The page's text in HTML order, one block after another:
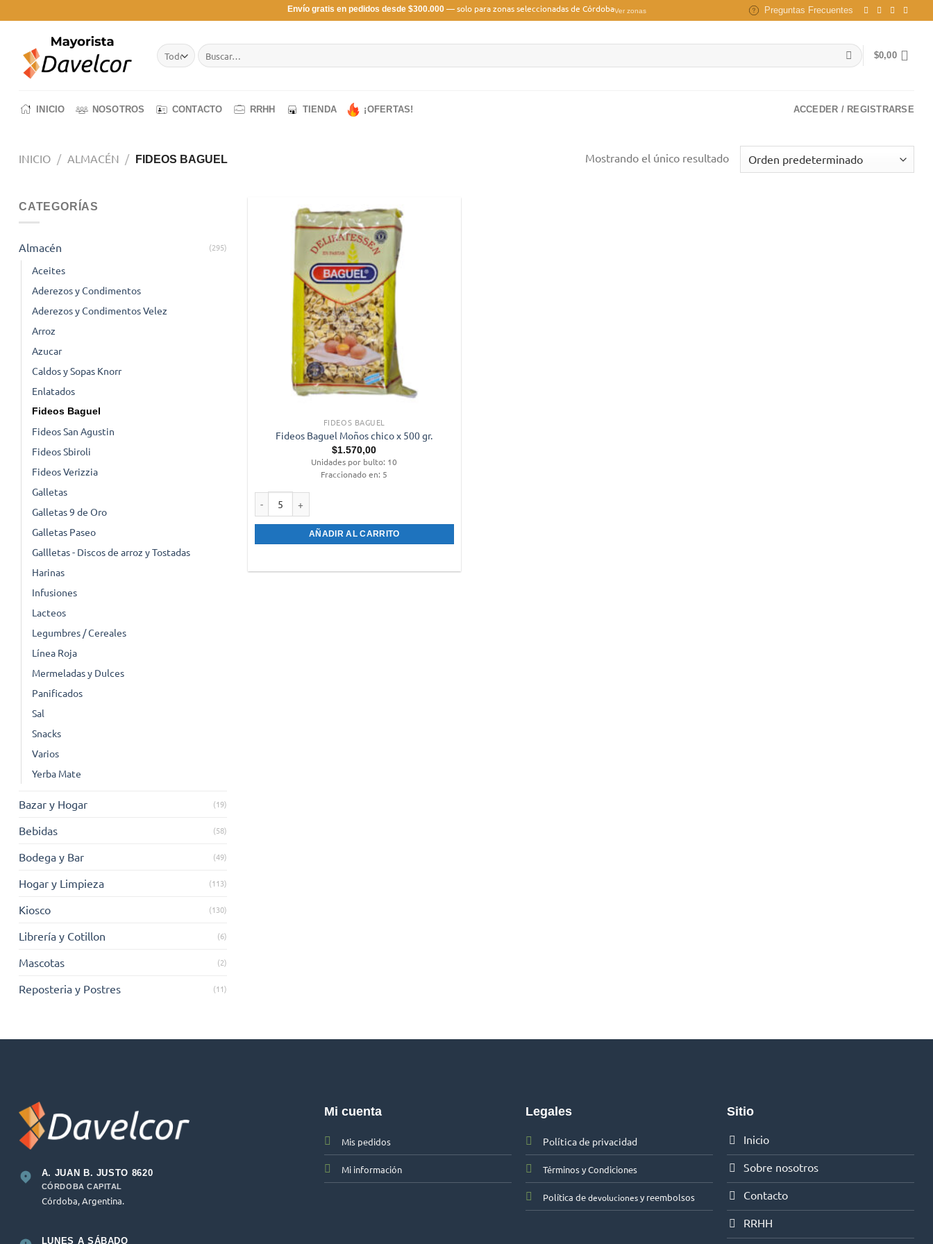
al
Envío gratis en pedidos desde $300.000— solo para zonas seleccionadas de CórdobaVer zonas Preguntas Frecuentes
Buscar
por:
$0,00
INICIO NOSOTROS CONTACTO RRHH TIENDA ¡OFERTAS! ACCEDER / REGISTRARSE
INICIO / ALMACÉN / FIDEOS BAGUEL Mostrando el único resultado
CATEGORÍAS
Almacén (295)
Aceites
Aderezos y Condimentos
Aderezos y Condimentos Velez
Arroz
Azucar
Caldos y Sopas Knorr
Enlatados
Fideos Baguel
Fideos San Agustin
Fideos Sbiroli
Fideos Verizzia
Galletas
Galletas 9 de Oro
Galletas Paseo
Gallletas - Discos de arroz y Tostadas
Harinas
Infusiones
Lacteos
Legumbres / Cereales
Línea Roja
Mermeladas y Dulces
Panificados
Sal
Snacks
Varios
Yerba Mate
Bazar y Hogar (19)
Bebidas (58)
Bodega y Bar (49)
Hogar y Limpieza (113)
Kiosco (130)
Librería y Cotillon (6)
Mascotas (2)
Reposteria y Postres (11)
FIDEOS BAGUEL
Fideos Baguel Moños chico x 500 gr.
$1.570,00
Unidades por bulto: 10
Fraccionado en: 5
AÑADIR AL CARRITO
A. JUAN B. JUSTO 8620
CÓRDOBA CAPITAL
Córdoba, Argentina.
LUNES A SÁBADO
Mi cuenta
Mis pedidos
Mi información
Legales
Política de privacidad
Términos y Condiciones
Política dedevolucionesy reembolsos
Sitio
Inicio
Sobre nosotros
Contacto
RRHH